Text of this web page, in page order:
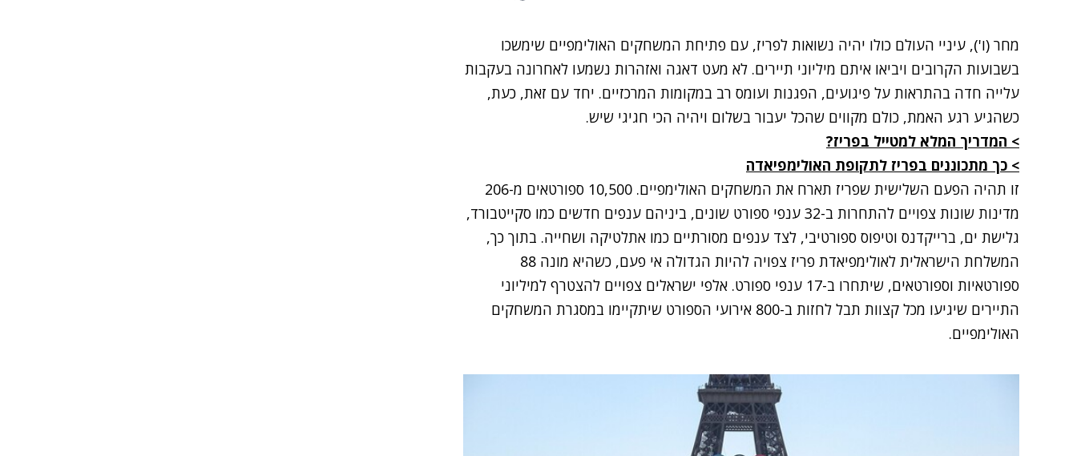
מחר (ו'), עיניי העולם כולו יהיה נשואות לפריז, עם פתיחת המשחקים האולימפיים שימשכו
בשבועות הקרובים ויביאו איתם מיליוני תיירים. לא מעט דאגה ואזהרות נשמעו לאחרונה בעקבות
עלייה חדה בהתראות על פיגועים, הפגנות ועומס רב במקומות המרכזיים. יחד עם זאת, כעת,
כשהגיע רגע האמת, כולם מקווים שהכל יעבור בשלום ויהיה הכי חגיגי שיש.
> המדריך המלא למטייל בפריז?
> כך מתכוננים בפריז לתקופת האולימפיאדה
זו תהיה הפעם השלישית שפריז תארח את המשחקים האולימפיים. 10,500 ספורטאים מ-206
מדינות שונות צפויים להתחרות ב-32 ענפי ספורט שונים, ביניהם ענפים חדשים כמו סקייטבורד,
גלישת ים, ברייקדנס וטיפוס ספורטיבי, לצד ענפים מסורתיים כמו אתלטיקה ושחייה. בתוך כך,
המשלחת הישראלית לאולימפיאדת פריז צפויה להיות הגדולה אי פעם, כשהיא מונה 88
ספורטאיות וספורטאים, שיתחרו ב-17 ענפי ספורט. אלפי ישראלים צפויים להצטרף למיליוני
התיירים שיגיעו מכל קצוות תבל לחזות ב-800 אירועי הספורט שיתקיימו במסגרת המשחקים
האולימפיים.